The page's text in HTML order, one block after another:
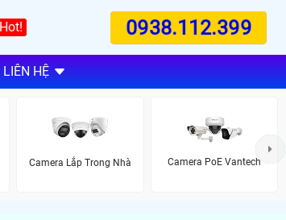
Hot! 0938.112.399
LIÊN HỆ
Camera Lắp Trong Nhà Camera PoE Vantech